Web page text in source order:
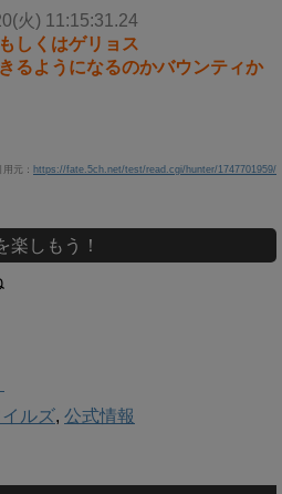
火) 11:15:31.24
しくはゲリョス
るようになるのかバウンティか
用元： https://fate.5ch.net/test/read.cgi/hunter/1747701959/
楽しもう！
ルズ, 公式情報